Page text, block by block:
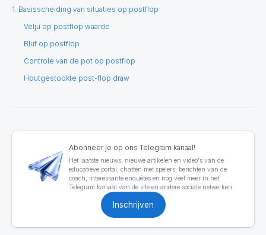
1. Basisscheiding van situaties op postflop
Velju op postflop waarde
Bluf op postflop
Controle van de pot op postflop
Houtgestookte post-flop draw
Abonneer je op ons Telegram kanaal!
Het laatste nieuws, nieuwe artikelen en video's van de
educatieve portal, chatten met spelers, berichten van de
coach, interessante enquêtes en nog veel meer in het
Telegram kanaal van de site en andere sociale netwerken.
Inschrijven